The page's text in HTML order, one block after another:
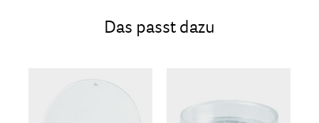
Das passt dazu